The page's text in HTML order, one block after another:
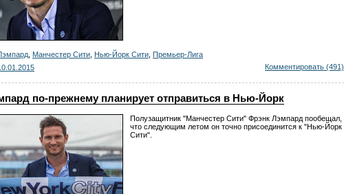
Манчестер Сити Нью-Йорк Сити Премьер-Лига
Комментировать (491)
по-прежнему планирует отправиться в Нью-Йорк
Полузащитник "Манчестер Сити" Фрэнк Лэмпард пообещал,
что следующим летом он точно присоединится к "Нью-Йорк
Сити".